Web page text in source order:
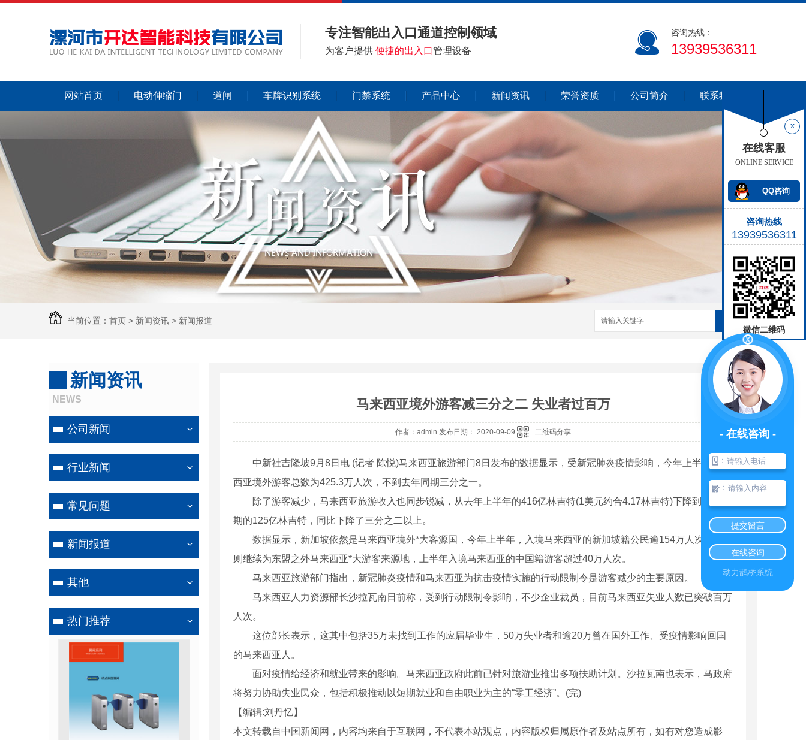
专注智能出入口通道控制领域
为客户提供 便捷的出入口管理设备
咨询热线：
13939536311
网站首页 电动伸缩门 道闸 车牌识别系统 门禁系统 产品中心 新闻资讯 荣誉资质 公司简介 联系我们
当前位置： 首页 > 新闻资讯 > 新闻报道 搜索
新闻资讯
NEWS
公司新闻
行业新闻
常见问题
新闻报道
其他
热门推荐
马来西亚境外游客减三分之二 失业者过百万
作者：admin 发布日期： 2020-09-09 二维码分享
中新社吉隆坡9月8日电 (记者 陈悦)马来西亚旅游部门8日发布的数据显示，受新冠肺炎疫情影响，今年上半年马来
西亚境外游客总数为425.3万人次，不到去年同期三分之一。
除了游客减少，马来西亚旅游收入也同步锐减，从去年上半年的416亿林吉特(1美元约合4.17林吉特)下降到今年同
期的125亿林吉特，同比下降了三分之二以上。
数据显示，新加坡依然是马来西亚境外*大客源国，今年上半年，入境马来西亚的新加坡籍公民逾154万人次；中国
则继续为东盟之外马来西亚*大游客来源地，上半年入境马来西亚的中国籍游客超过40万人次。
马来西亚旅游部门指出，新冠肺炎疫情和马来西亚为抗击疫情实施的行动限制令是游客减少的主要原因。
马来西亚人力资源部长沙拉瓦南日前称，受到行动限制令影响，不少企业裁员，目前马来西亚失业人数已突破百万
人次。
这位部长表示，这其中包括35万未找到工作的应届毕业生，50万失业者和逾20万曾在国外工作、受疫情影响回国
的马来西亚人。
面对疫情给经济和就业带来的影响。马来西亚政府此前已针对旅游业推出多项扶助计划。沙拉瓦南也表示，马政府
将努力协助失业民众，包括积极推动以短期就业和自由职业为主的“零工经济”。(完)
【编辑:刘丹忆】
本文转载自中国新闻网，内容均来自于互联网，不代表本站观点，内容版权归属原作者及站点所有，如有对您造成影
x
在线客服
ONLINE SERVICE
QQ咨询
咨询热线
13939536311
微信二维码
- 在线咨询 -
：
：
提交留言
在线咨询
动力鹊桥系统